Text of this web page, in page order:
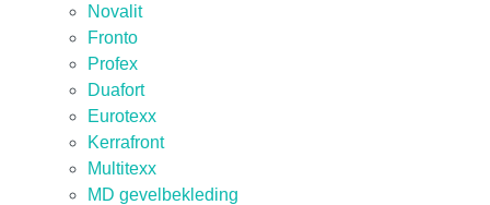
Novalit
Fronto
Profex
Duafort
Eurotexx
Kerrafront
Multitexx
MD gevelbekleding